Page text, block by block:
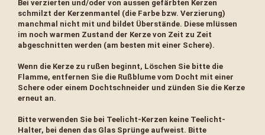
Bei verzierten und/oder von aussen gefärbten Kerzen
schmilzt der Kerzenmantel (die Farbe bzw. Verzierung)
manchmal nicht mit und bildet Überstände. Diese mlüssen
im noch warmen Zustand der Kerze von Zeit zu Zeit
abgeschnitten werden (am besten mit einer Schere).
Wenn die Kerze zu rußen beginnt, Löschen Sie bitte die
Flamme, entfernen Sie die Rußblume vom Docht mit einer
Schere oder einem Dochtschneider und zünden Sie die Kerze
erneut an.
Bitte verwenden Sie bei Teelicht-Kerzen keine Teelicht-
Halter, bei denen das Glas Sprünge aufweist. Bitte